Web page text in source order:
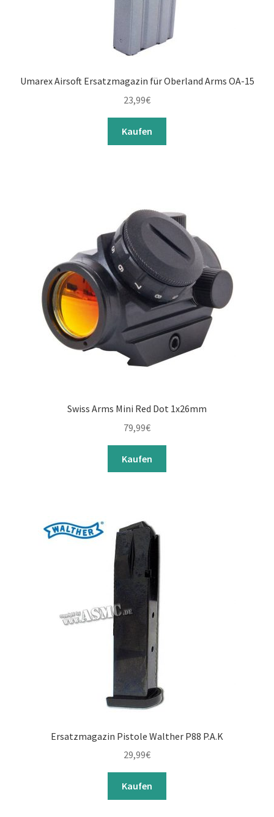
Umarex Airsoft Ersatzmagazin für Oberland Arms OA-15
23,99€
Kaufen
Swiss Arms Mini Red Dot 1x26mm
79,99€
Kaufen
Ersatzmagazin Pistole Walther P88 P.A.K
29,99€
Kaufen